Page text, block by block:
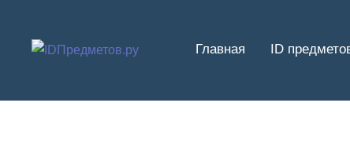
содержимому
Главная ID